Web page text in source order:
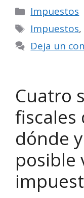
Categorías
Impuestos
Etiquetas
Impuestos,
Deja un
Cuatro
fiscales
dónde
posible